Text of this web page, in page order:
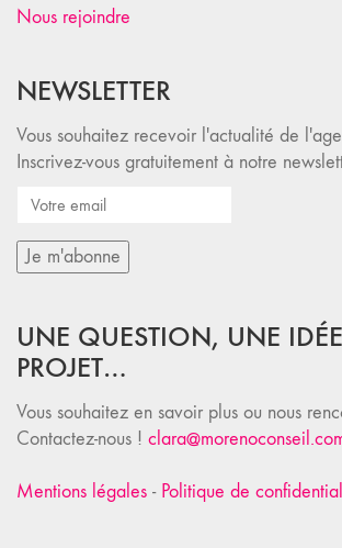
Nous rejoindre
NEWSLETTER
Vous souhaitez recevoir l'actualité de
Inscrivez-vous gratuitement à notre
UNE QUESTION, UNE
PROJET…
Vous souhaitez en savoir plus ou nous
Contactez-nous !
Mentions légales - Politique de